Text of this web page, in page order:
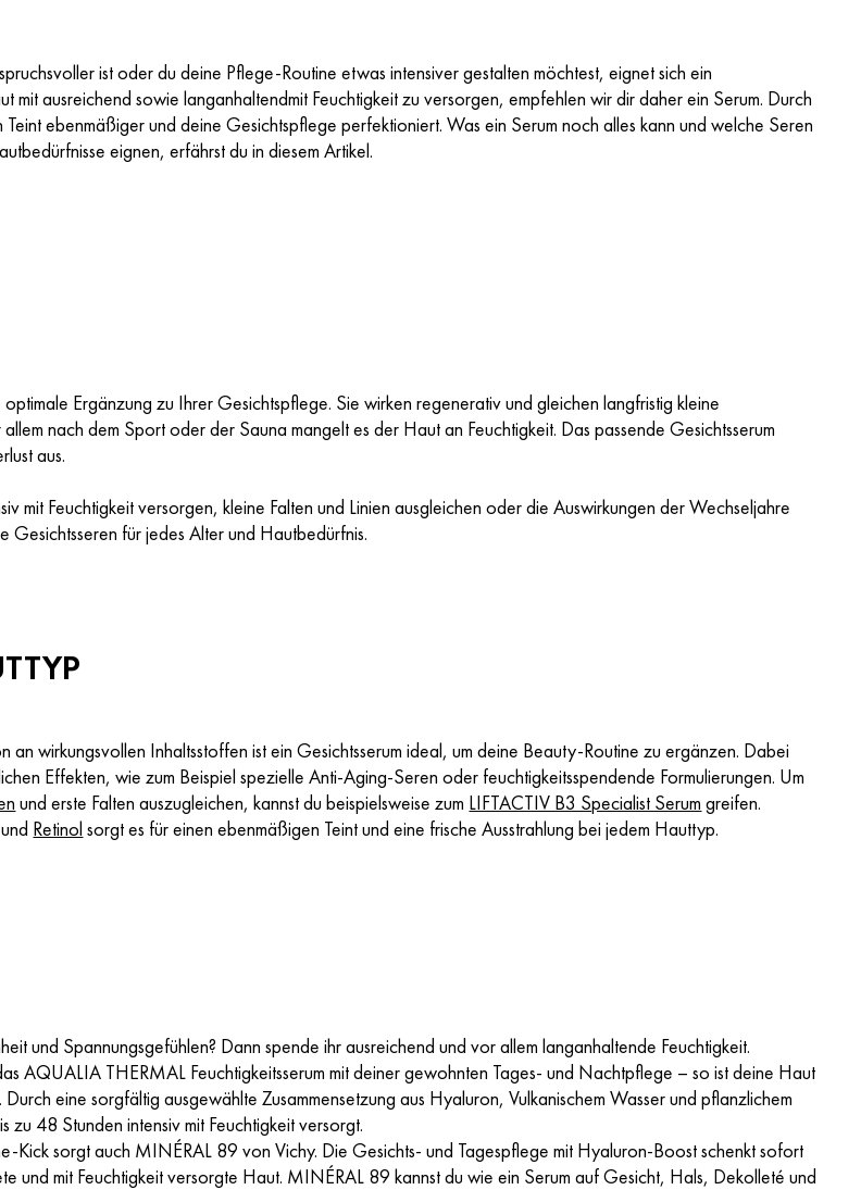
ist oder du deine Pflege-Routine etwas intensiver gestalten möchtest, eignet sich ein
mit ausreichend sowie langanhaltendmit Feuchtigkeit zu versorgen, empfehlen wir dir daher ein Serum. Durch
ebenmäßiger und deine Gesichtspflege perfektioniert. Was ein Serum noch alles kann und welche Seren
eignen, erfährst du in diesem Artikel.
Ergänzung zu Ihrer Gesichtspflege. Sie wirken regenerativ und gleichen langfristig kleine
nach dem Sport oder der Sauna mangelt es der Haut an Feuchtigkeit. Das passende Gesichtsserum
aus.
mit Feuchtigkeit versorgen, kleine Falten und Linien ausgleichen oder die Auswirkungen der Wechseljahre
Gesichtsseren für jedes Alter und Hautbedürfnis.
an wirkungsvollen Inhaltsstoffen ist ein Gesichtsserum ideal, um deine Beauty-Routine zu ergänzen. Dabei
Effekten, wie zum Beispiel spezielle Anti-Aging-Seren oder feuchtigkeitsspendende Formulierungen. Um
und erste Falten auszugleichen, kannst du beispielsweise zum LIFTACTIV B3 Specialist Serum greifen.
und Retinol sorgt es für einen ebenmäßigen Teint und eine frische Ausstrahlung bei jedem Hauttyp.
und Spannungsgefühlen? Dann spende ihr ausreichend und vor allem langanhaltende Feuchtigkeit.
AQUALIA THERMAL Feuchtigkeitsserum mit deiner gewohnten Tages- und Nachtpflege – so ist deine Haut
eine sorgfältig ausgewählte Zusammensetzung aus Hyaluron, Vulkanischem Wasser und pflanzlichem
zu 48 Stunden intensiv mit Feuchtigkeit versorgt.
Kick sorgt auch MINÉRAL 89 von Vichy. Die Gesichts- und Tagespflege mit Hyaluron-Boost schenkt sofort
und mit Feuchtigkeit versorgte Haut. MINÉRAL 89 kannst du wie ein Serum auf Gesicht, Hals, Dekolleté und